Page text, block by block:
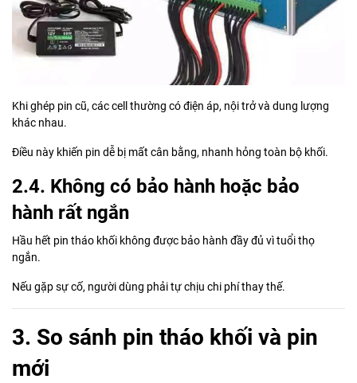
Khi ghép pin cũ, các cell thường có điện áp, nội trở và dung lượng
khác nhau.
Điều này khiến pin dễ bị mất cân bằng, nhanh hỏng toàn bộ khối.
2.4. Không có bảo hành hoặc bảo
hành rất ngắn
Hầu hết pin tháo khối không được bảo hành đầy đủ vì tuổi thọ
ngắn.
Nếu gặp sự cố, người dùng phải tự chịu chi phí thay thế.
3. So sánh pin tháo khối và pin
mới